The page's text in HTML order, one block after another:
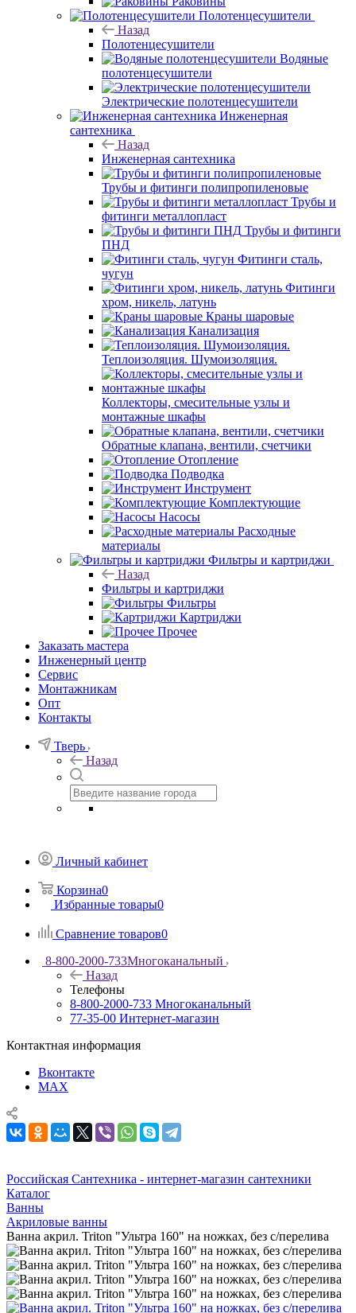
Полотенцесушители
Назад
Полотенцесушители
Водяные
полотенцесушители
Электрические полотенцесушители
Инженерная
сантехника
Назад
Инженерная сантехника
Трубы и фитинги полипропиленовые
Трубы и
фитинги металлопласт
Трубы и фитинги
ПНД
Фитинги сталь,
чугун
Фитинги
хром, никель, латунь
Краны шаровые
Канализация
Теплоизоляция. Шумоизоляция.
Коллекторы, смесительные узлы и
монтажные шкафы
Обратные клапана, вентили, счетчики
Отопление
Подводка
Инструмент
Комплектующие
Насосы
Расходные
материалы
Фильтры и картриджи
Назад
Фильтры и картриджи
Фильтры
Картриджи
Прочее
Заказать мастера
Инженерный центр
Сервис
Монтажникам
Опт
Контакты
Тверь
Назад
Личный кабинет
Корзина0
Избранные товары0
Сравнение товаров0
8-800-2000-733Многоканальный
Назад
Телефоны
8-800-2000-733 Многоканальный
77-35-00 Интернет-магазин
Контактная информация
Вконтакте
MAX
Российская Сантехника - интернет-магазин сантехники
Каталог
Ванны
Акриловые ванны
Ванна акрил. Triton "Ультра 160" на ножках, без с/перелива